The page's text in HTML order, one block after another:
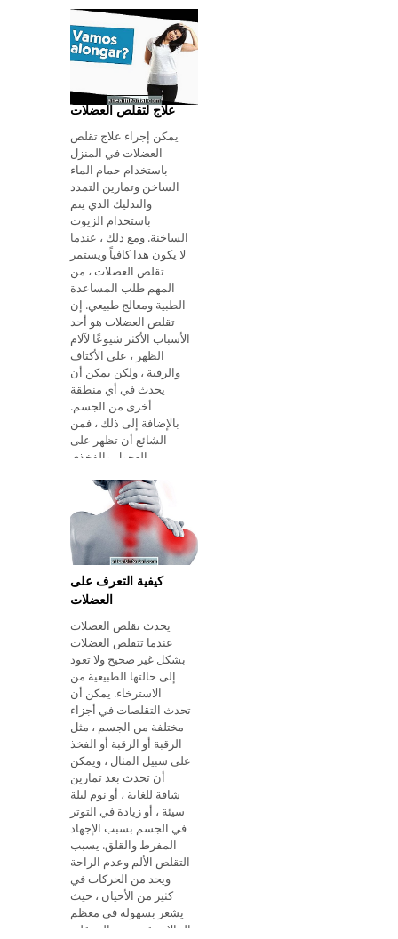
علاج لتقلص العضلات
يمكن إجراء علاج تقلص
العضلات في المنزل
باستخدام حمام الماء
الساخن وتمارين التمدد
والتدليك الذي يتم
باستخدام الزيوت
الساخنة. ومع ذلك ، عندما
لا يكون هذا كافياً ويستمر
تقلص العضلات ، من
المهم طلب المساعدة
الطبية ومعالج طبيعي. إن
تقلص العضلات هو أحد
الأسباب الأكثر شيوعًا لآلام
الظهر ، على الأكتاف
والرقبة ، ولكن يمكن أن
يحدث في أي منطقة
أخرى من الجسم.
بالإضافة إلى ذلك ، فمن
الشائع أن تظهر على
العجول والفخذي
كيفية التعرف على
العضلات
يحدث تقلص العضلات
عندما تتقلص العضلات
بشكل غير صحيح ولا تعود
إلى حالتها الطبيعية من
الاسترخاء. يمكن أن
تحدث التقلصات في أجزاء
مختلفة من الجسم ، مثل
الرقبة أو الرقبة أو الفخذ
على سبيل المثال ، ويمكن
أن تحدث بعد تمارين
شاقة للغاية ، أو نوم ليلة
سيئة ، أو زيادة في التوتر
في الجسم بسبب الإجهاد
المفرط والقلق. يسبب
التقلص الألم وعدم الراحة
ويحد من الحركات في
كثير من الأحيان ، حيث
يشعر بسهولة في معظم
الحالات عند وضع اليد على